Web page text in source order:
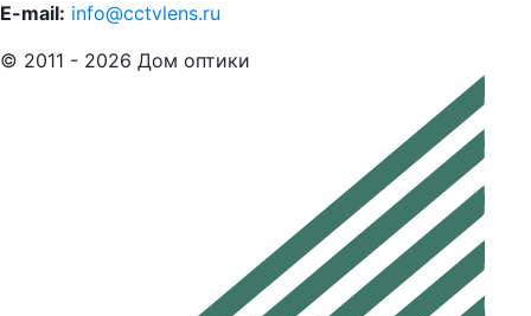
E-mail: info@cctvlens.ru
© 2011 - 2026 Дом оптики